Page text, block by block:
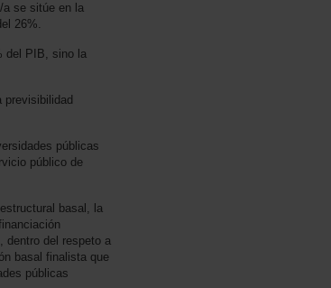
a se sitúe en la
26%.
del PIB, sino la
públicas
público de
basal, la
dentro del respeto a
basal finalista que
públicas